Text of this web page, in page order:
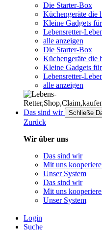
Die Starter-Box
Küchengeräte die
Kleine Gadgets
Lebensretter-
alle anzeigen
Die Starter-Box
Küchengeräte die
Kleine Gadgets
Lebensretter-
alle anzeigen
Das sind wir Schließe
Zurück
Wir über uns
Das sind wir
Mit uns
Unser System
Das sind wir
Mit uns
Unser System
Login
Suche